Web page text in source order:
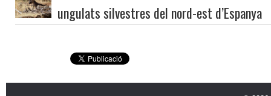
ungulats silvestres del nord-est d’Espanya